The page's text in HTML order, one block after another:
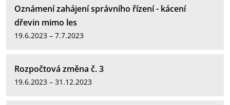
Oznámení zahájení správního řízení - kácení
dřevin mimo les
19.6.2023 – 7.7.2023
Rozpočtová změna č. 3
19.6.2023 – 31.12.2023